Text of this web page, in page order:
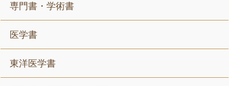
専門書・学術書
医学書
東洋医学書